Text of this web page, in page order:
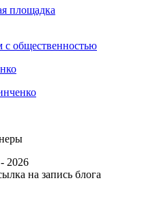
площадка
с общественностью
на запись блога